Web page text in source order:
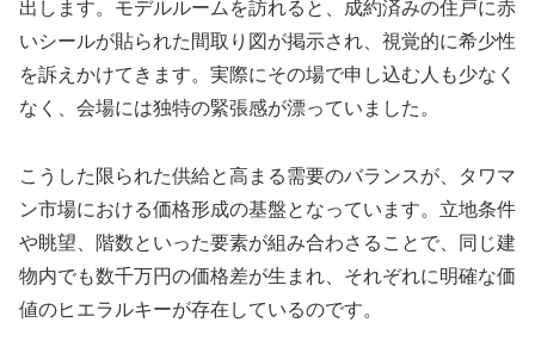
出します。モデルルームを訪れると、成約済みの住戸に赤
いシールが貼られた間取り図が掲示され、視覚的に希少性
を訴えかけてきます。実際にその場で申し込む人も少なく
なく、会場には独特の緊張感が漂っていました。
こうした限られた供給と高まる需要のバランスが、タワマ
ン市場における価格形成の基盤となっています。立地条件
や眺望、階数といった要素が組み合わさることで、同じ建
物内でも数千万円の価格差が生まれ、それぞれに明確な価
値のヒエラルキーが存在しているのです。